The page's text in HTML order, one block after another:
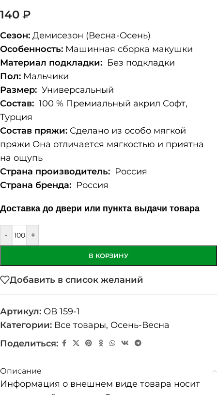
140 ₽
Сезон: Демисезон (Весна-Осень)
Особенность: Машинная сборка макушки
Материал подкладки: Без подкладки
Пол: Мальчики
Размер: Универсальный
Состав: 100 % Премиальный акрил Софт,
Турция
Состав пряжи: Сделано из особо мягкой
пряжи Она отличается мягкостью и приятна
на ощупь
Страна производитель: Россия
Страна бренда: Россия
Доставка до двери или пункта выдачи товара
- +
В КОРЗИНУ
Добавить в список желаний
Артикул: ОВ 159-1
Категории: Все товары, Осень-Весна
Поделиться:
Описание
Информация о внешнем виде товара носит